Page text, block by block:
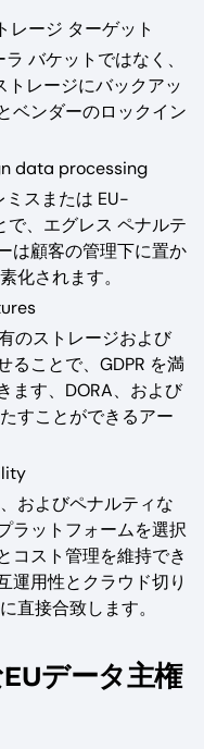
レージ ターゲット
バケットではなく、
トレージにバックアッ
ベンダーのロックイン
data processing
ミスまたは EU-
、エグレス ペナルテ
は顧客の管理下に置か
化されます。
のストレージおよび
ることで、GDPR を満
ます、DORA、および
すことができるアー
およびペナルティな
ラットフォームを選択
コスト管理を維持でき
運用性とクラウド切り
直接合致します。
データ主権